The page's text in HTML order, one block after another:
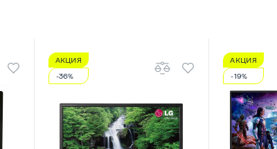
АКЦИЯ
-36%
АКЦИЯ
-19%